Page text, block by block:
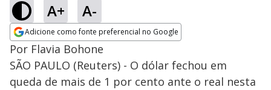
A+ A-
Adicione como fonte preferencial no Google
Opens in new window
Por Flavia Bohone
SÃO PAULO (Reuters) - O dólar fechou em
queda de mais de 1 por cento ante o real nesta